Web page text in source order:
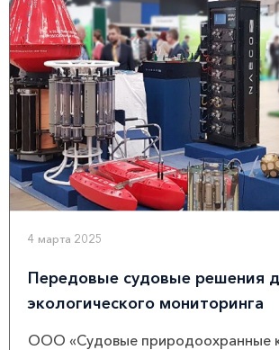
4 марта 2025
Передовые судовые решения
экологического мониторинга
ООО «Судовые природоохранные